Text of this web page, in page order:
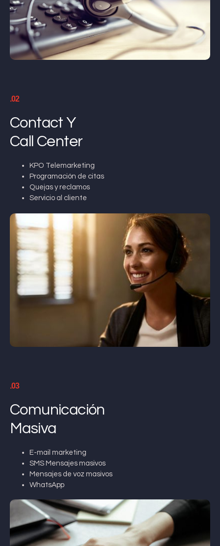
.02
Contact Y
Call Center
KPO Telemarketing
Programación de citas
Quejas y reclamos
Servicio al cliente
.03
Comunicación
Masiva
E-mail marketing
SMS Mensajes masivos
Mensajes de voz masivos
WhatsApp